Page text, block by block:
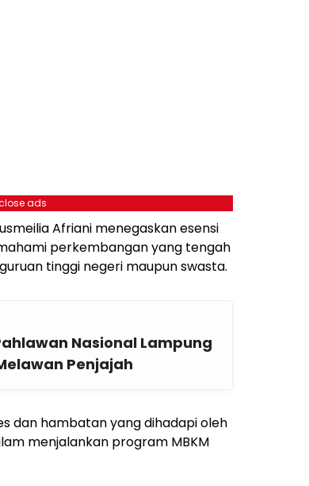
ads
Afriani menegaskan esensi
perkembangan yang tengah
tinggi negeri maupun swasta.
Nasional Lampung
Penjajah
dan hambatan yang dihadapi oleh
menjalankan program MBKM